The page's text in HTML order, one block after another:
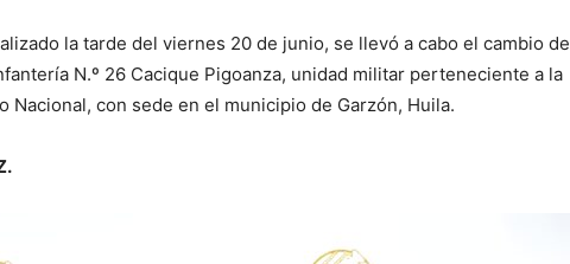
la tarde del viernes 20 de junio, se llevó a cabo el cambio de
N.º 26 Cacique Pigoanza, unidad militar perteneciente a la
Nacional, con sede en el municipio de Garzón, Huila.